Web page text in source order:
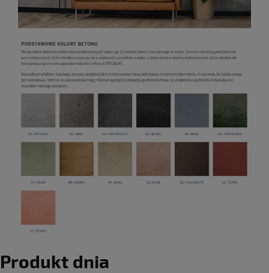
Produkt dnia